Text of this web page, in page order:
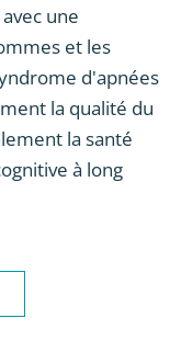
une
et les
d'apnées
la qualité du
la santé
à long